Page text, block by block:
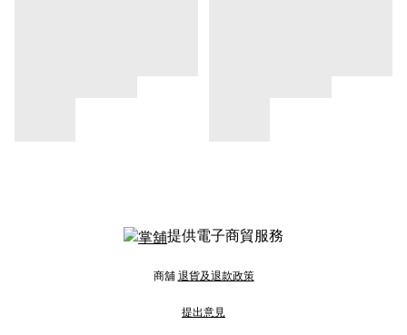
提供電子商貿服務
商舖 退貨及退款政策
提出意見